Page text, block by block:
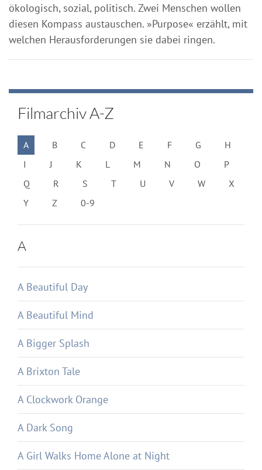
ökologisch, sozial, politisch. Zwei Menschen wollen
diesen Kompass austauschen. »Purpose« erzählt, mit
welchen Herausforderungen sie dabei ringen.
Filmarchiv A-Z
A B C D E F G
H
I
J K L M N O
P
Q
R S T U V W
X
Y
Z 0-9
A
A Beautiful Day
A Beautiful Mind
A Bigger Splash
A Brixton Tale
A Clockwork Orange
A Dark Song
A Girl Walks Home Alone at Night